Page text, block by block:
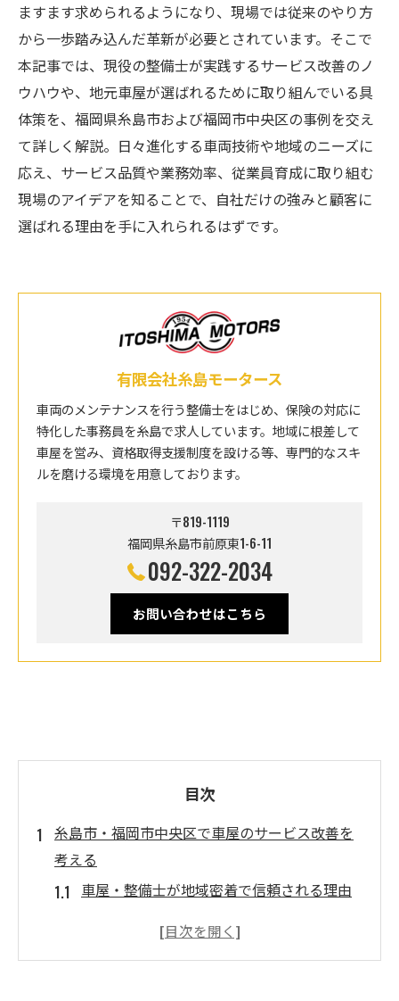
ますます求められるようになり、現場では従来のやり方
から一歩踏み込んだ革新が必要とされています。そこで
本記事では、現役の整備士が実践するサービス改善のノ
ウハウや、地元車屋が選ばれるために取り組んでいる具
体策を、福岡県糸島市および福岡市中央区の事例を交え
て詳しく解説。日々進化する車両技術や地域のニーズに
応え、サービス品質や業務効率、従業員育成に取り組む
現場のアイデアを知ることで、自社だけの強みと顧客に
選ばれる理由を手に入れられるはずです。
有限会社糸島モータース
車両のメンテナンスを行う整備士をはじめ、保険の対応に
特化した事務員を糸島で求人しています。地域に根差して
車屋を営み、資格取得支援制度を設ける等、専門的なスキ
ルを磨ける環境を用意しております。
〒819-1119
福岡県糸島市前原東1-6-11
092-322-2034
お問い合わせはこちら
目次
糸島市・福岡市中央区で車屋のサービス改善を
考える
車屋・整備士が地域密着で信頼される理由
車屋・整備士サービス改善の現状と課題